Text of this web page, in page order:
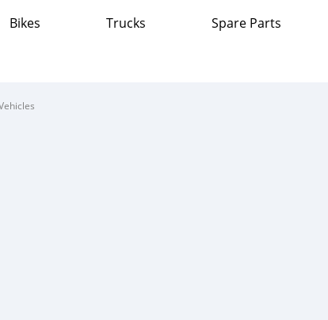
Bikes Trucks Spare Parts